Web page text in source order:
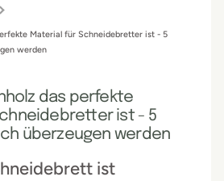
Material für Schneidebretter ist - 5
werden
das perfekte
ist - 5
überzeugen werden
ist